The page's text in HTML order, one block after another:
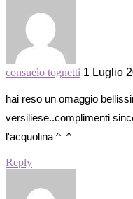
consuelo tognetti 1 Luglio
hai reso un omaggio
versiliese..complimenti
l'acquolina ^_^
Reply